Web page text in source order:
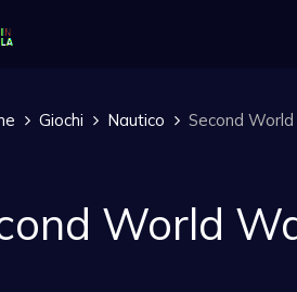
Giochi Nautico Second
World